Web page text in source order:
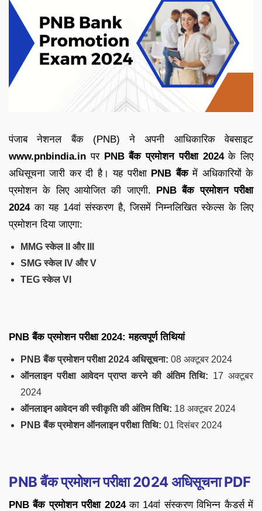
पंजाब नेशनल बैंक (PNB) ने अपनी आधिकारिक वेबसाइट
www.pnbindia.in पर PNB बैंक प्रमोशन परीक्षा 2024के लिए
अधिसूचना जारी कर दी है। यह परीक्षा PNB बैंकमें अधिकारियों के
प्रमोशन के लिए आयोजित की जाएगी. PNB बैंक प्रमोशन परीक्षा
2024का यह 14वां संस्करण है, जिसमें निम्नलिखित स्केल्स के लिए
प्रमोशन दिया जाएगा:
MMG स्केल II और III
SMG स्केल IV और V
TEG स्केल VI
PNB बैंक प्रमोशन परीक्षा 2024: महत्वपूर्ण तिथियां
PNB बैंक प्रमोशन परीक्षा 2024 अधिसूचना: 08 अक्टूबर 2024
ऑनलाइन परीक्षा आवेदन प्राप्त करने की अंतिम तिथि: 17 अक्टूबर
2024
ऑनलाइन आवेदन की स्वीकृति की अंतिम तिथि: 18 अक्टूबर 2024
PNB बैंक प्रमोशन ऑनलाइन परीक्षा तिथि: 01 दिसंबर 2024
PNB बैंक प्रमोशन परीक्षा 2024 अधिसूचना PDF
PNB बैंक प्रमोशन परीक्षा 2024का 14वां संस्करण विभिन्न कैडर्स में